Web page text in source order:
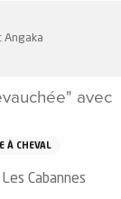
Angaka
avec
À CHEVAL
Cabannes